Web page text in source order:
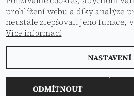
celá její rodina je velice vstřícná
všem nám vyšli vstříc a s
2026 © Dekorace s příběhem,
Vytvořil
prohlížení webu a díky analýze
neustále zlepšovali jeho funkce,
Více informací
NASTAVENÍ
ODMÍTNOUT